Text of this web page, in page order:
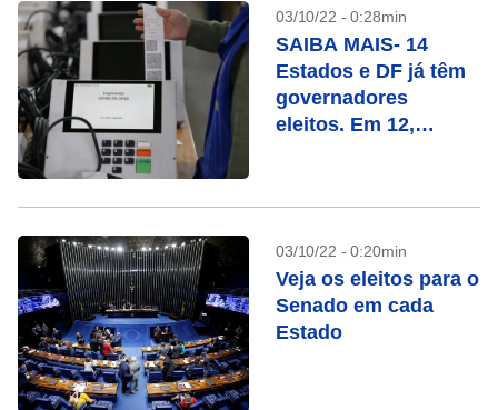
03/10/22 - 0:28min
SAIBA MAIS- 14
Estados e DF já têm
governadores
eleitos. Em 12,
03/10/22 - 0:20min
Veja os eleitos para o
Senado em cada
Estado